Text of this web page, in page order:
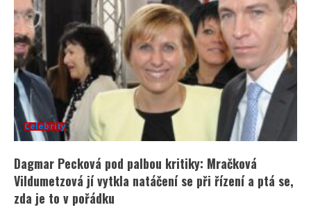
Celebrity
Dagmar Pecková pod palbou kritiky: Mračková
Vildumetzová jí vytkla natáčení se při řízení a ptá se,
zda je to v pořádku